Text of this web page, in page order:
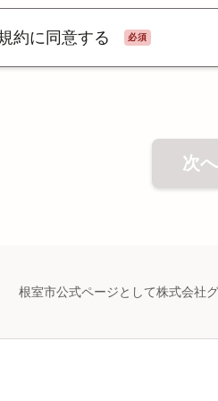
約に同意する 必須
次へ
根室市公式ページとして株式会社